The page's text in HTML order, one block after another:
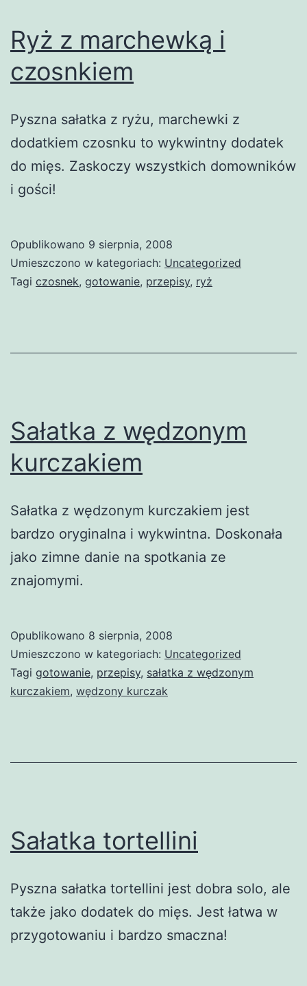
Ryż z marchewką i
czosnkiem
Pyszna sałatka z ryżu, marchewki z
dodatkiem czosnku to wykwintny dodatek
do mięs. Zaskoczy wszystkich domowników
i gości!
Opublikowano 9 sierpnia, 2008
Umieszczono w kategoriach: Uncategorized
Tagi czosnek, gotowanie, przepisy, ryż
Sałatka z wędzonym
kurczakiem
Sałatka z wędzonym kurczakiem jest
bardzo oryginalna i wykwintna. Doskonała
jako zimne danie na spotkania ze
znajomymi.
Opublikowano 8 sierpnia, 2008
Umieszczono w kategoriach: Uncategorized
Tagi gotowanie, przepisy, sałatka z wędzonym
kurczakiem, wędzony kurczak
Sałatka tortellini
Pyszna sałatka tortellini jest dobra solo, ale
także jako dodatek do mięs. Jest łatwa w
przygotowaniu i bardzo smaczna!